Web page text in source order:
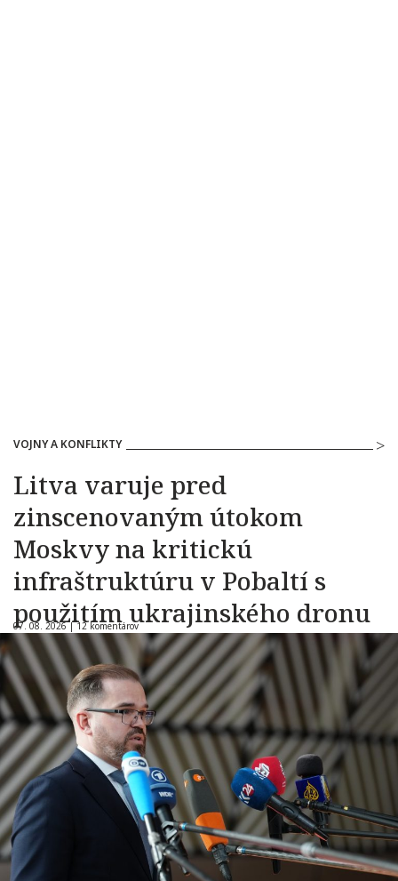
VOJNY A KONFLIKTY
Litva varuje pred
zinscenovaným útokom
Moskvy na kritickú
infraštruktúru v Pobaltí s
použitím ukrajinského dronu
07. 08. 2026 |12 komentárov